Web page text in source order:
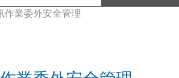
業委外安全管理